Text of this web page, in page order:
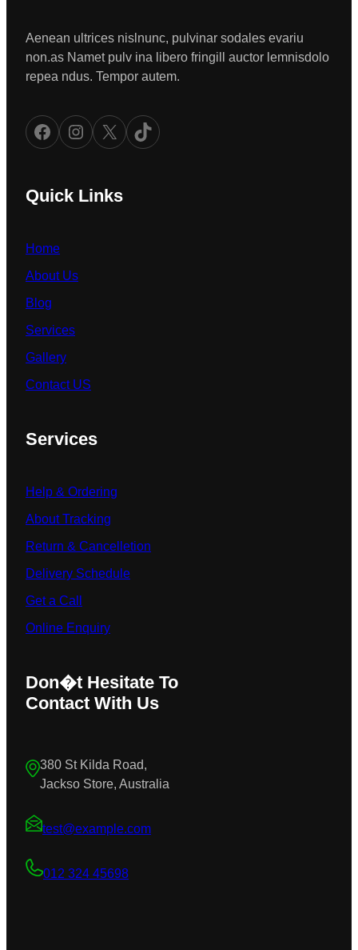
Aenean ultrices nislnunc, pulvinar sodales evariu
non.as Namet pulv ina libero fringill auctor lemnisdolo
repea ndus. Tempor autem.
Facebook Instagram X TikTok
Quick Links
Home
About Us
Blog
Services
Gallery
Contact US
Services
Help & Ordering
About Tracking
Return & Cancelletion
Delivery Schedule
Get a Call
Online Enquiry
Don�t Hesitate To
Contact With Us
380 St Kilda Road,
Jackso Store, Australia
test@example.com
012 324 45698